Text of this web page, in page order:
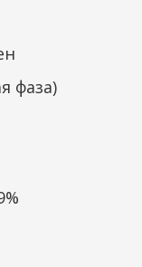
фаза)